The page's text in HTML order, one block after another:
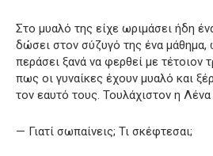
Στο μυαλό της είχε ωριμάσει ήδη
δώσει στον σύζυγό της ένα μάθημα,
περάσει ξανά να φερθεί με τέτοιον
πως οι γυναίκες έχουν μυαλό και
τον εαυτό τους. Τουλάχιστον η Λένα
— Γιατί σωπαίνεις; Τι σκέφτεσαι;